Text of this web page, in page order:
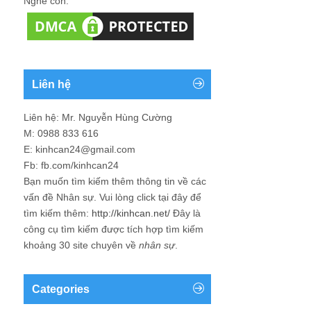
Liên hệ
Liên hệ: Mr. Nguyễn Hùng Cường
M: 0988 833 616
E: kinhcan24@gmail.com
Fb: fb.com/kinhcan24
Bạn muốn tìm kiếm thêm thông tin về các
vấn đề Nhân sự. Vui lòng click tại đây để
tìm kiếm thêm: http://kinhcan.net/ Đây là
công cụ tìm kiếm được tích hợp tìm kiếm
khoảng 30 site chuyên về nhân sự.
Categories